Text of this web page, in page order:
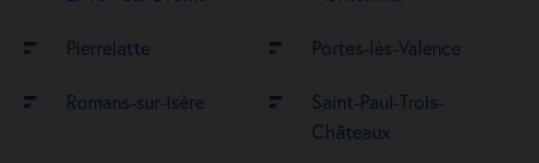
Pierrelatte Portes-lès-Valence
Romans-sur-Isère
Saint-Paul-Trois-
Châteaux